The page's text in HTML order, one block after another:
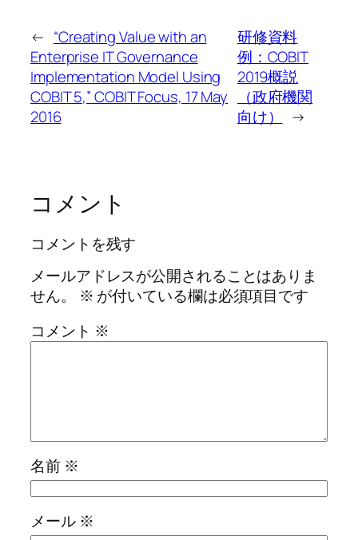
← “Creating Value with an
Enterprise IT Governance
Implementation Model Using
COBIT 5,” COBIT Focus, 17 May
2016
研修資料
例：COBIT
2019概説
（政府機関
向け）
→
コメント
コメントを残す
メールアドレスが公開されることはありま
せん。
※ が付いている欄は必須項目です
コメント ※
名前 ※
メール ※